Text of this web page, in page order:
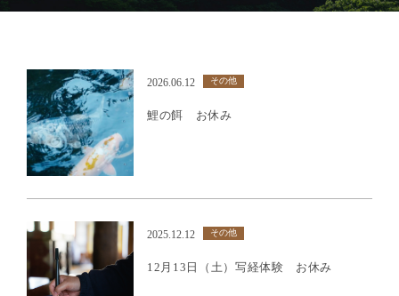
2026.06.12 その他
鯉の餌 お休み
2025.12.12 その他
12月13日（土）写経体験 お休み